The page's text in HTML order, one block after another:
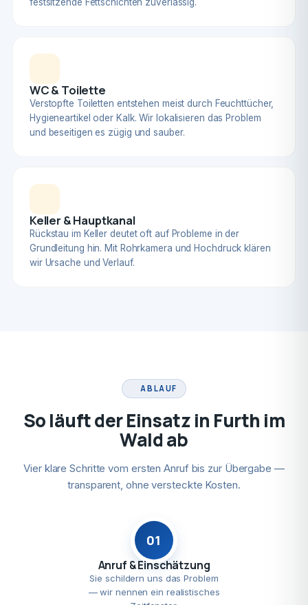
WC & Toilette
Verstopfte Toiletten entstehen meist durch Feuchttücher,
Hygieneartikel oder Kalk. Wir lokalisieren das Problem
und beseitigen es zügig und sauber.
Keller & Hauptkanal
Rückstau im Keller deutet oft auf Probleme in der
Grundleitung hin. Mit Rohrkamera und Hochdruck klären
wir Ursache und Verlauf.
ABLAUF
So läuft der Einsatz in Furth im
Wald ab
Vier klare Schritte vom ersten Anruf bis zur Übergabe —
transparent, ohne versteckte Kosten.
01
Anruf & Einschätzung
Sie schildern uns das Problem
— wir nennen ein realistisches